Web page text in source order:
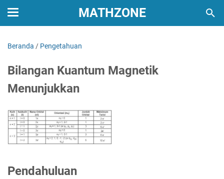
MATHZONE
Beranda / Pengetahuan
Bilangan Kuantum Magnetik
Menunjukkan
Pendahuluan